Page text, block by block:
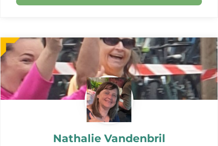
Nathalie Vandenbril
Meer
over
deze
actie